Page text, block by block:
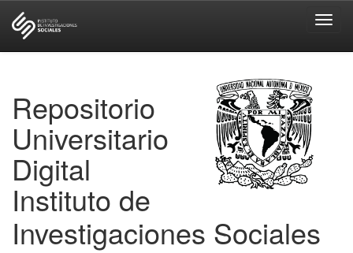
Repositorio
Universitario
Digital
Instituto de
Investigaciones Sociales